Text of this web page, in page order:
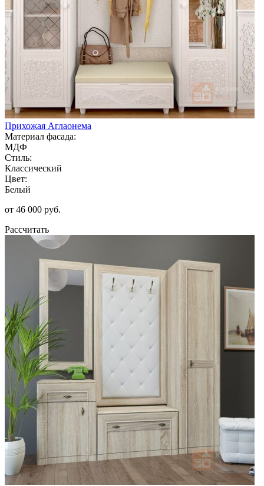
Прихожая Аглаонема
Материал фасада:
МДФ
Стиль:
Классический
Цвет:
Белый
от 46 000 руб.
Рассчитать